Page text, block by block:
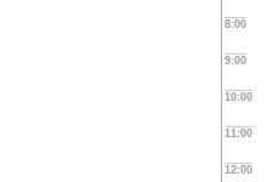
8:00
9:00
10:00
11:00
12:00